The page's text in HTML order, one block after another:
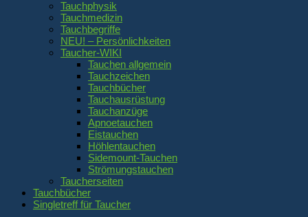
Tauchphysik
Tauchmedizin
Tauchbegriffe
NEU! – Persönlichkeiten
Taucher-WIKI
Tauchen allgemein
Tauchzeichen
Tauchbücher
Tauchausrüstung
Tauchanzüge
Apnoetauchen
Eistauchen
Höhlentauchen
Sidemount-Tauchen
Strömungstauchen
Taucherseiten
Tauchbücher
Singletreff für Taucher